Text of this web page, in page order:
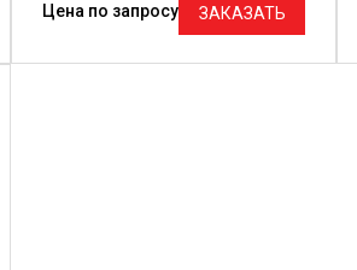
Цена по запросу ЗАКАЗАТЬ